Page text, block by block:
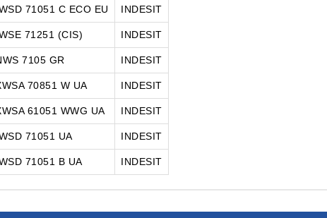
71051 C ECO EU INDESIT
71251 (CIS) INDESIT
7105 GR INDESIT
70851 W UA INDESIT
61051 WWG UA INDESIT
71051 UA INDESIT
71051 B UA INDESIT